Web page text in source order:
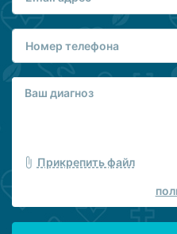
Прикрепить файл